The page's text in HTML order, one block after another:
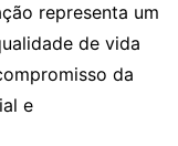
representa um
de vida
da
e